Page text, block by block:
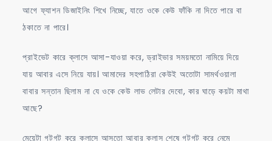
আগে ফ্যাশন ডিজাইনিং শিখে নিচ্ছে, যাতে ওকে কেউ ফাঁকি না দিতে পারে বা
ঠকাতে না পারে।
প্রাইভেট কারে ক্লাসে আসা-যাওয়া করে, ড্রাইভার সময়মতো নামিয়ে দিয়ে
যায় আবার এসে নিয়ে যায়। আমাদের সহপাঠিরা কেউই অতোটা সামর্থওয়ালা
বাবার সন্তান ছিলাম না যে ওকে কেউ লাভ লেটার দেবো, কার ঘাড়ে কয়টা মাথা
আছে?
মেয়েটা গটগট করে ক্লাসে আসতো আবার ক্লাস শেষে গটগট করে নেমে